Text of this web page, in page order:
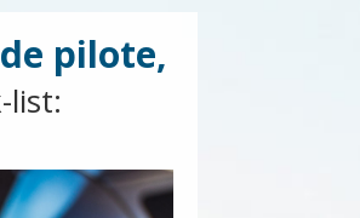
pilote,
list: